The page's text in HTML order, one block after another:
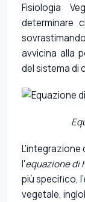
Fisiologia
determinare
avvicina alla
del sistema di
L'integrazione
l'equazione di
più specifico,
vegetale,